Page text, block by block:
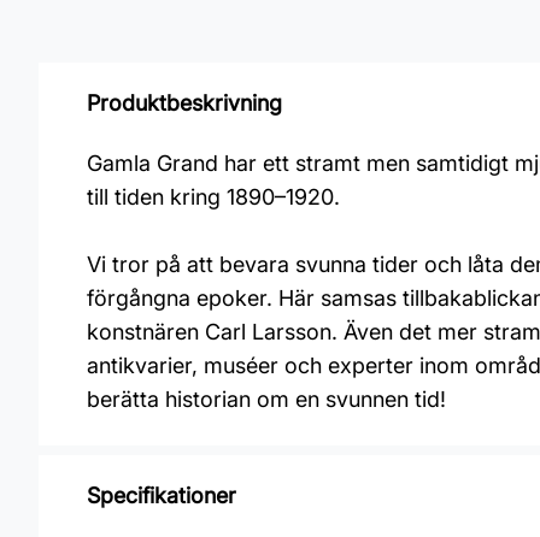
Produktbeskrivning
Gamla Grand har ett stramt men samtidigt
till tiden kring 1890–1920.
Vi tror på att bevara svunna tider och låta
förgångna epoker. Här samsas
konstnären Carl Larsson. Även det mer
antikvarier, muséer och experter inom
berätta historian om en svunnen tid!
Specifikationer